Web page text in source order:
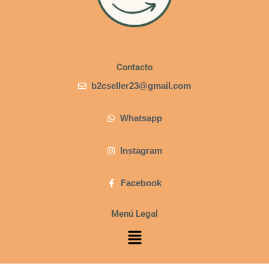
Contacto
b2cseller23@gmail.com
Whatsapp
Instagram
Facebook
Menú Legal
Menú